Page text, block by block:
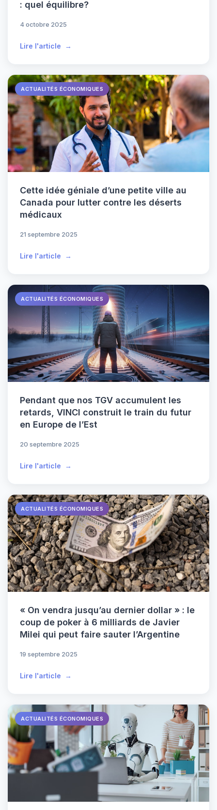
: quel équilibre?
4 octobre 2025
Lire l'article
ACTUALITÉS ÉCONOMIQUES
Cette idée géniale d’une petite ville au
Canada pour lutter contre les déserts
médicaux
21 septembre 2025
Lire l'article
ACTUALITÉS ÉCONOMIQUES
Pendant que nos TGV accumulent les
retards, VINCI construit le train du futur
en Europe de l’Est
20 septembre 2025
Lire l'article
ACTUALITÉS ÉCONOMIQUES
« On vendra jusqu’au dernier dollar » : le
coup de poker à 6 milliards de Javier
Milei qui peut faire sauter l’Argentine
19 septembre 2025
Lire l'article
ACTUALITÉS ÉCONOMIQUES